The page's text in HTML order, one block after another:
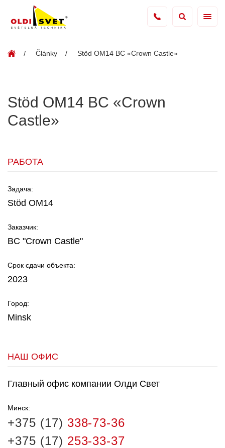
Články Stöd OM14 BC «Crown Castle»
Stöd OM14 BC «Crown
Castle»
РАБОТА
Задача:
Stöd OM14
Заказчик:
BC "Crown Castle"
Срок сдачи объекта:
2023
Город:
Minsk
НАШ ОФИС
Главный офис компании Олди Свет
Минск:
+375 (17) 338-73-36
+375 (17) 253-33-37